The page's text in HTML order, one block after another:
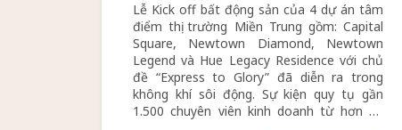
miền Trung
Lễ Kick off bất động sản của 4 dự án tâm
điểm thị trường Miền Trung gồm: Capital
Square, Newtown Diamond, Newtown
Legend và Hue Legacy Residence với chủ
đề “Express to Glory” đã diễn ra trong
không khí sôi động. Sự kiện quy tụ gần
1.500 chuyên viên kinh doanh từ hơn 40